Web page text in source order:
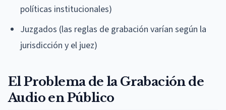
políticas institucionales)
Juzgados (las reglas de grabación varían según la
jurisdicción y el juez)
El Problema de la Grabación de
Audio en Público